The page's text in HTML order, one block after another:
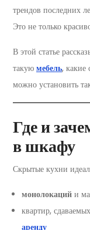
трендов последних
Это не только
В этой статье
такую мебель, какие
можно установить
Где и
в шкафу
Скрытые кухни
монолокаций и
квартир,
аренду